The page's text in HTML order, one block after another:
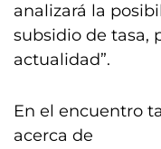
analizará la
subsidio de tasa,
actualidad”.
En el encuentro
acerca de